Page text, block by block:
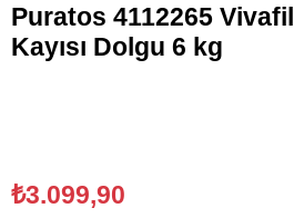
Puratos 4112265 Vivafil
Kayısı Dolgu 6 kg
₺3.099,90